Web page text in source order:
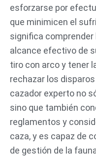
esforzarse por
que minimicen el
significa
alcance efectivo de
tiro con arco y tener
rechazar los
cazador experto no
sino que también
reglamentos y
caza, y es capaz de
de gestión de la